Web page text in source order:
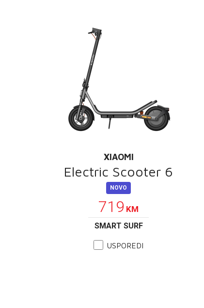
XIAOMI
Electric Scooter 6
NOVO
719 KM
SMART SURF
USPOREDI